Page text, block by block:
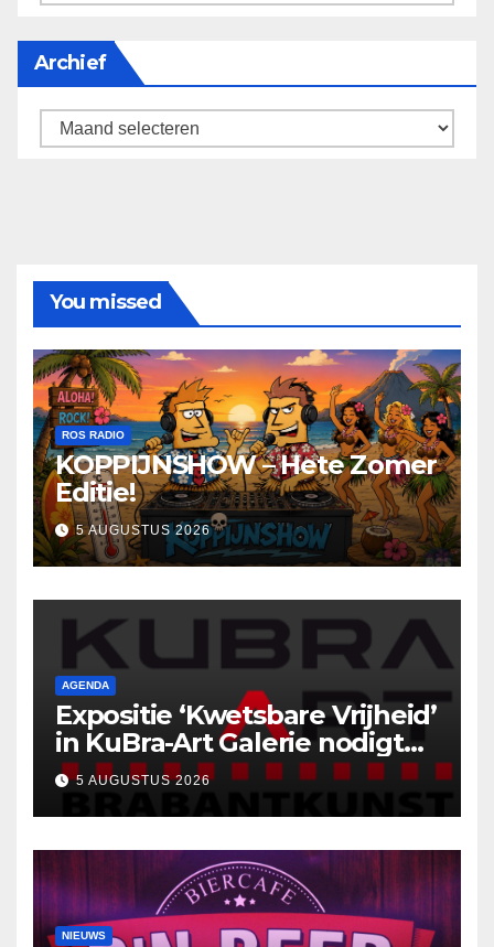
Archief
Archief
You missed
ROS RADIO
KOPPIJNSHOW – Hete Zomer
Editie!
5 AUGUSTUS 2026
AGENDA
Expositie ‘Kwetsbare Vrijheid’
in KuBra-Art Galerie nodigt
uit tot ontmoeting en
reflectie
5 AUGUSTUS 2026
NIEUWS